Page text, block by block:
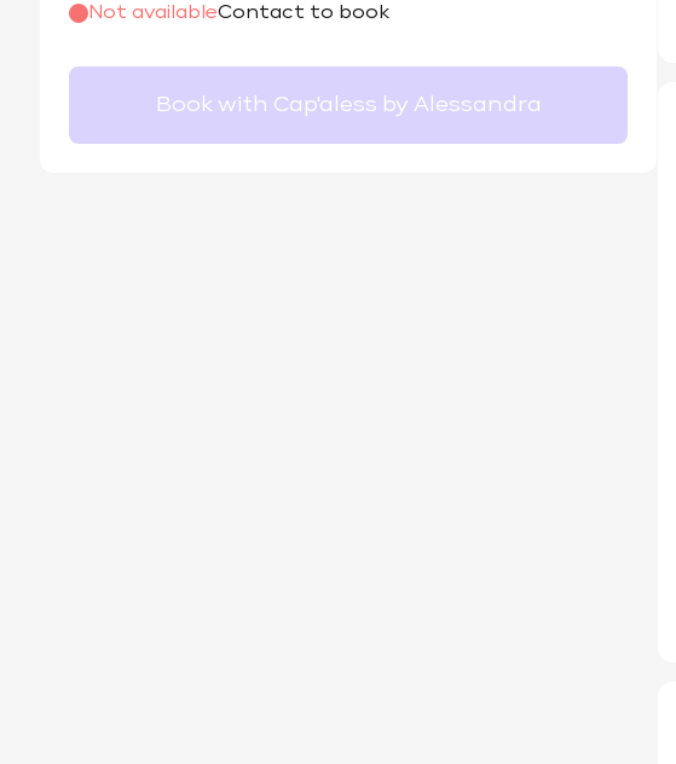
Not availableContact to book
Book with Cap'aless by Alessandra